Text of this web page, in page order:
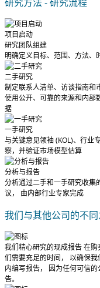
项目启动
研究团队组建
明确定义目标、范围、方法、
二手研究
制定联系人清单、访谈指南和
使用公开、可靠的来源和内部
据
一手研究
与关键意见领袖 (KOL)、行业
察，并验证市场模型估算
分析与报告
分析通过二手和一手研究收集
议， 由内部行业专家完成
我们与其他公司的不
我们精心研究的现成报告在购
们需要充足的时间， 以确保我
内编写报告， 因为任何可信
告。